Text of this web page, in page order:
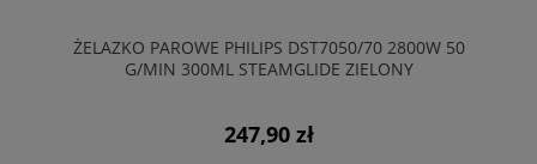
ŻELAZKO PAROWE PHILIPS DST7050/70 2800W 50
G/MIN 300ML STEAMGLIDE ZIELONY
247,90 zł